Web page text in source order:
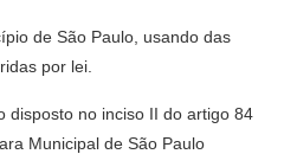
de São Paulo, usando das
por lei.
disposto no inciso II do artigo 84
Municipal de São Paulo